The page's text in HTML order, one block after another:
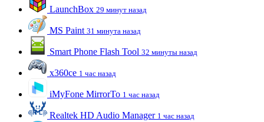
LaunchBox 29 минут назад
MS Paint 31 минута назад
Smart Phone Flash Tool 32 минуты назад
x360ce 1 час назад
iMyFone MirrorTo 1 час назад
Realtek HD Audio Manager 1 час назад